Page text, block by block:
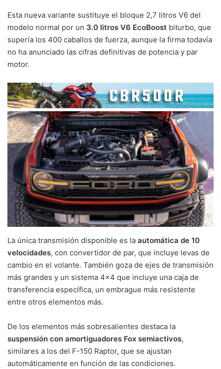
Esta nueva variante sustituye el bloque 2,7 litros V6 del
modelo normal por un 3.0 litros V6 EcoBoost biturbo, que
supería los 400 caballos de fuerza, aunque la firma todavía
no ha anunciado las cifras definitivas de potencia y par
motor.
La única transmisión disponible es la automática de 10
velocidades, con convertidor de par, que incluye levas de
cambio en el volante. También goza de ejes de transmisión
más grandes y un sistema 4×4 que incluye una caja de
transferencia específica, un embrague más resistente
entre otros elementos más.
De los elementos más sobresalientes destaca la
suspensión con amortiguadores Fox semiactivos,
similares a los del F-150 Raptor, que se ajustan
automáticamente en función de las condiciones.